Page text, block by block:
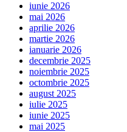
iunie 2026
mai 2026
aprilie 2026
martie 2026
ianuarie 2026
decembrie 2025
noiembrie 2025
octombrie 2025
august 2025
iulie 2025
iunie 2025
mai 2025